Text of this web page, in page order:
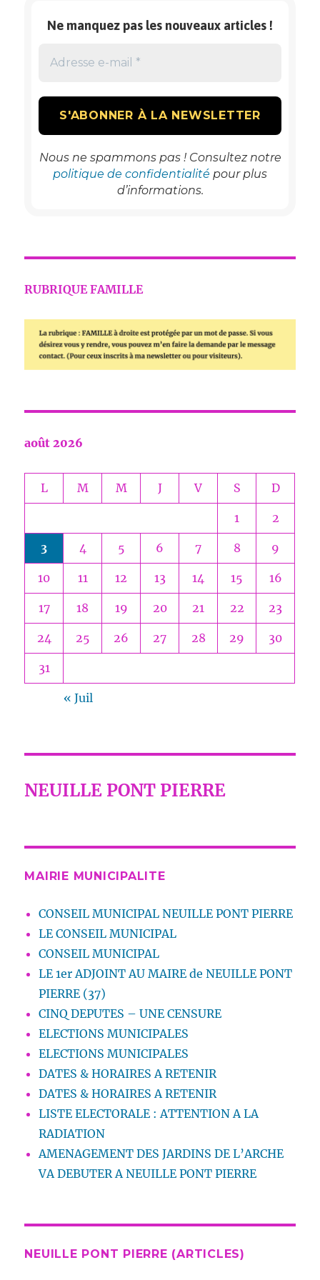
Ne manquez pas les nouveaux articles !
Nous ne spammons pas ! Consultez notre
politique de confidentialité pour plus
d’informations.
RUBRIQUE FAMILLE
août 2026
L M M J V S D
1 2
3 4 5 6 7 8 9
10 11 12 13 14 15 16
17 18 19 20 21 22 23
24 25 26 27 28 29 30
31
« Juil
NEUILLE PONT PIERRE
MAIRIE MUNICIPALITE
CONSEIL MUNICIPAL NEUILLE PONT PIERRE
LE CONSEIL MUNICIPAL
CONSEIL MUNICIPAL
LE 1er ADJOINT AU MAIRE de NEUILLE PONT
PIERRE (37)
CINQ DEPUTES – UNE CENSURE
ELECTIONS MUNICIPALES
ELECTIONS MUNICIPALES
DATES & HORAIRES A RETENIR
DATES & HORAIRES A RETENIR
LISTE ELECTORALE : ATTENTION A LA
RADIATION
AMENAGEMENT DES JARDINS DE L’ARCHE
VA DEBUTER A NEUILLE PONT PIERRE
NEUILLE PONT PIERRE (ARTICLES)